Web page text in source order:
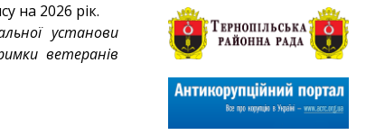
на 2026 рік.
установи
ветеранів